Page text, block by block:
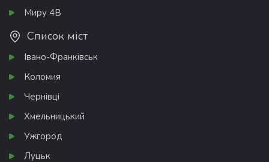
Миру 4В
Список міст
Івано-Франківськ
Коломия
Чернівці
Хмельницький
Ужгород
Луцьк